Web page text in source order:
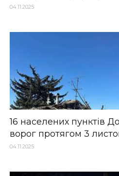
04.11.2025
16 населених пунктів
ворог протягом 3
04.11.2025